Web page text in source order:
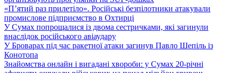
«П’ятий раз прилетіло». Російські безпілотники атакували
промислове підприємство в Охтирці
У Сумах попрощалися із двома сестричками, які загинули
внаслідок російського авіаудару
У Броварах під час ракетної атаки загинув Павло Шепіль із
Конотопа
Знайомства онлайн і вигадані хвороби: у Сумах 20-річні